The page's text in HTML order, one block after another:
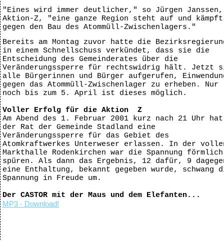
"Eines wird immer deutlicher," so Jürgen Janssen,
Aktion-Z, "eine ganze Region steht auf und kämpft
gegen den Bau des Atommüll-Zwischenlagers."
Bereits am Montag zuvor hatte die
in einem Schnellschuss verkündet, dass sie die
Entscheidung des Gemeinderates über die
Veränderungssperre für rechtswidrig hält. Jetzt
alle Bürgerinnen und Bürger aufgerufen,
gegen das Atommüll-Zwischenlager zu erheben. Nur
noch bis zum 5. April ist dieses möglich.
Voller Erfolg für die Aktion Z
Am Abend des 1. Februar 2001 kurz nach 21 Uhr hat
der Rat der Gemeinde Stadland eine
Veränderungssperre für das Gebiet des
Atomkraftwerkes Unterweser erlassen. In der
Markthalle Rodenkirchen war die Spannung
spüren. Als dann das Ergebnis, 12 dafür, 9
eine Enthaltung, bekannt gegeben wurde, schwang
Spannung in Freude um.
Der CASTOR mit der Maus und dem Elefanten...
MP3 - Download!